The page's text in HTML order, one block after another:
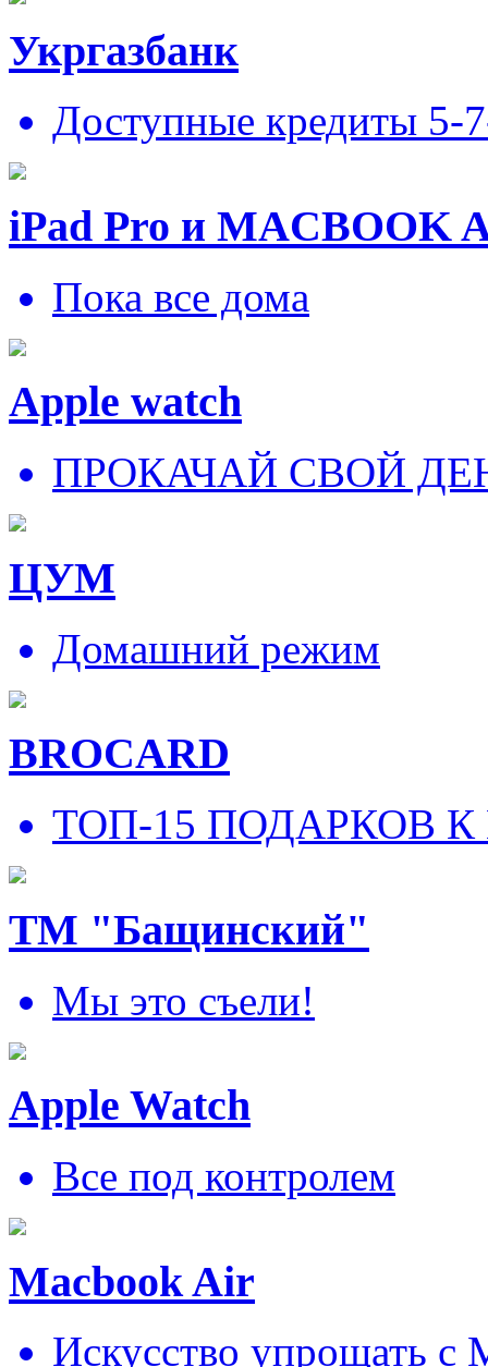
Укргазбанк
Доступные кредиты 5-
iPad Pro и MACBOOK
Пока все дома
Apple watch
ПРОКАЧАЙ СВОЙ
ЦУМ
Домашний режим
BROCARD
ТОП-15 ПОДАРКОВ
ТМ "Бащинский"
Мы это съели!
Apple Watch
Все под контролем
Macbook Air
Искусcтво упрощать c